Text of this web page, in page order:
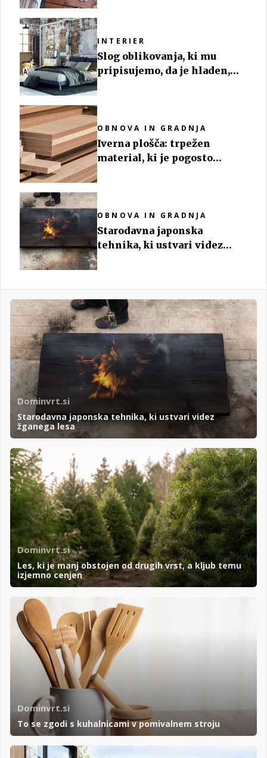
INTERIER
Slog oblikovanja, ki mu
pripisujemo, da je hladen,
OBNOVA IN GRADNJA
Iverna plošča: trpežen
material, ki je pogosto
OBNOVA IN GRADNJA
Starodavna japonska
tehnika, ki ustvari videz
Dominvrt.si
Starodavna japonska tehnika, ki ustvari videz
žganega lesa
Dominvrt.si
Les, ki je manj obstojen od drugih vrst, a kljub temu
izjemno cenjen
Dominvrt.si
To se zgodi s kuhalnicami v pomivalnem stroju